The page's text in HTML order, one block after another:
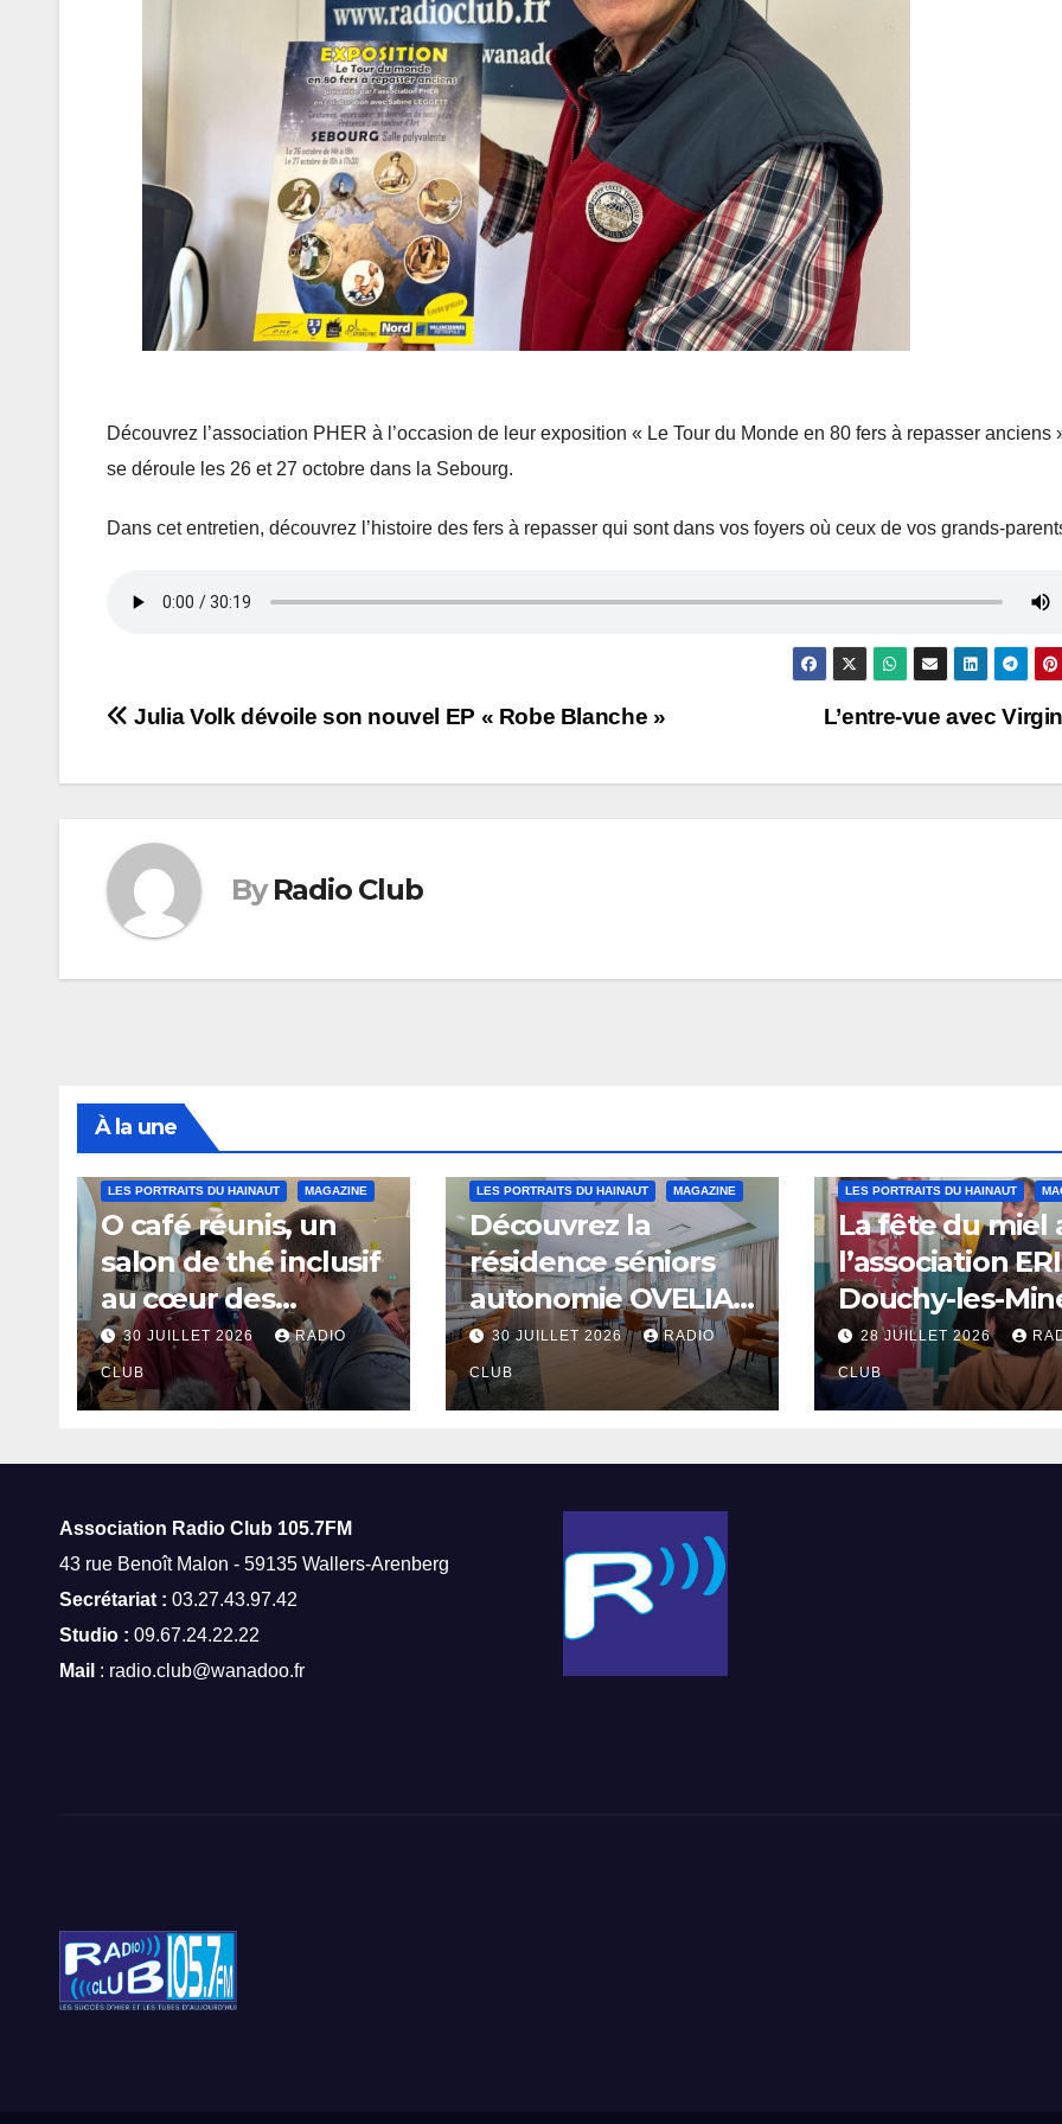
Découvrez l’association PHER à l’occasion de leur exposition « Le Tour du Monde en 80 fers à repasser anciens
se déroule les 26 et 27 octobre dans la Sebourg.
Dans cet entretien, découvrez l’histoire des fers à repasser qui sont dans vos foyers où ceux de vos grands-
Navigation
de
L’entre-vue avec
Julia Volk dévoile son nouvel EP « Robe Blanche »
By Radio Club
À la une
LES PORTRAITS DU HAINAUT MAGAZINE
O café réunis, un
salon de thé inclusif
au cœur des
thermes de Saint-
Amand-les-Eaux
30 JUILLET 2026 RADIO
CLUB
LES PORTRAITS DU HAINAUT MAGAZINE
Découvrez la
résidence séniors
autonomie OVELIA
à Saint-Saulve
30 JUILLET 2026 RADIO
CLUB
LES PORTRAITS DU HAINAUT
La fête du miel
l’association
Douchy-les-
28 JUILLET 2026
CLUB
Association Radio Club 105.7FM
43 rue Benoît Malon - 59135 Wallers-Arenberg
Secrétariat : 03.27.43.97.42
Studio : 09.67.24.22.22
Mail : radio.club@wanadoo.fr